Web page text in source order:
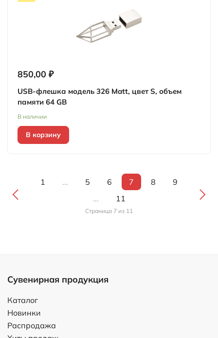
850,00 ₽
USB-флешка модель 326 Matt, цвет S, объем
памяти 64 GB
В наличии
В корзину
1 ... 5 6 7 8
9
...
11
Страница 7 из 11
Сувенирная продукция
Каталог
Новинки
Распродажа